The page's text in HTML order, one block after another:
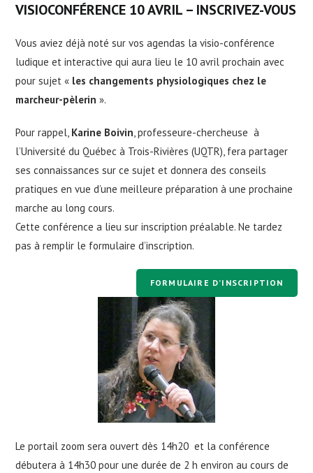
VISIOCONFÉRENCE 10 AVRIL – INSCRIVEZ-VOUS
Vous aviez déjà noté sur vos agendas la visio-conférence
ludique et interactive qui aura lieu le 10 avril prochain avec
pour sujet « les changements physiologiques chez le
marcheur-pèlerin ».
Pour rappel, Karine Boivin, professeure-chercheuse à
l’Université du Québec à Trois-Rivières (UQTR), fera partager
ses connaissances sur ce sujet et donnera des conseils
pratiques en vue d’une meilleure préparation à une prochaine
marche au long cours.
Cette conférence a lieu sur inscription préalable. Ne tardez
pas à remplir le formulaire d’inscription.
FORMULAIRE D’INSCRIPTION
Le portail zoom sera ouvert dès 14h20 et la conférence
débutera à 14h30 pour une durée de 2 h environ au cours de